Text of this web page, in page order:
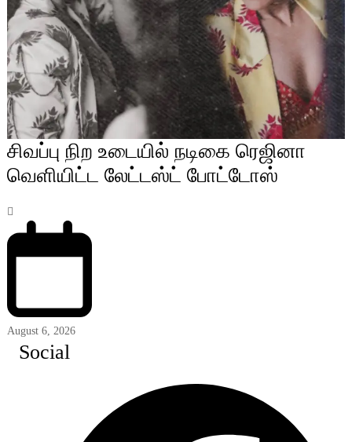
சிவப்பு நிற உடையில் நடிகை ரெஜினா
வெளியிட்ட லேட்டஸ்ட் போட்டோஸ்
August 6, 2026
Social